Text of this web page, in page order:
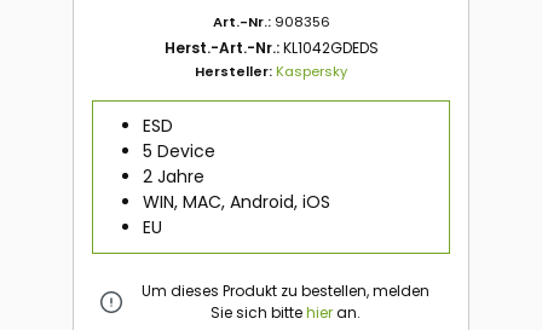
Art.-Nr.: 908356
Herst.-Art.-Nr.:KL1042GDEDS
Hersteller:Kaspersky
ESD
5 Device
2 Jahre
WIN, MAC, Android, iOS
EU
Um dieses Produkt zu bestellen, melden
Sie sich bittehieran.